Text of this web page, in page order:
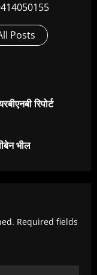
Posts
रिपोर्ट
भील
Required fields